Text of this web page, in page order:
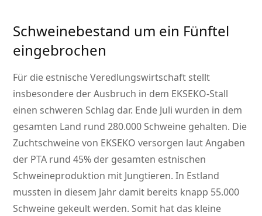
Schweinebestand um ein Fünftel
eingebrochen
Für die estnische Veredlungswirtschaft stellt
insbesondere der Ausbruch in dem EKSEKO-Stall
einen schweren Schlag dar. Ende Juli wurden in dem
gesamten Land rund 280.000 Schweine gehalten. Die
Zuchtschweine von EKSEKO versorgen laut Angaben
der PTA rund 45% der gesamten estnischen
Schweineproduktion mit Jungtieren. In Estland
mussten in diesem Jahr damit bereits knapp 55.000
Schweine gekeult werden. Somit hat das kleine